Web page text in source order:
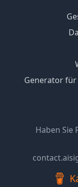
Generator
Haben Sie